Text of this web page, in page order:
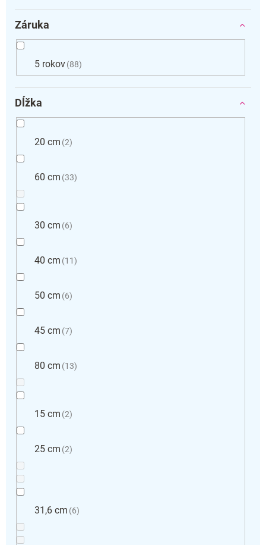
Záruka
5 rokov 88
Dĺžka
20 cm 2
60 cm 33
30 cm 6
40 cm 11
50 cm 6
45 cm 7
80 cm 13
15 cm 2
25 cm 2
31,6 cm 6